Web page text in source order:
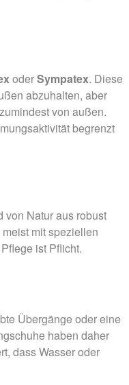
oderSympatex. Diese
abzuhalten, aber
von außen.
begrenzt
von Natur aus robust
mit speziellen
ist Pflicht.
Übergänge oder eine
haben daher
dass Wasser oder